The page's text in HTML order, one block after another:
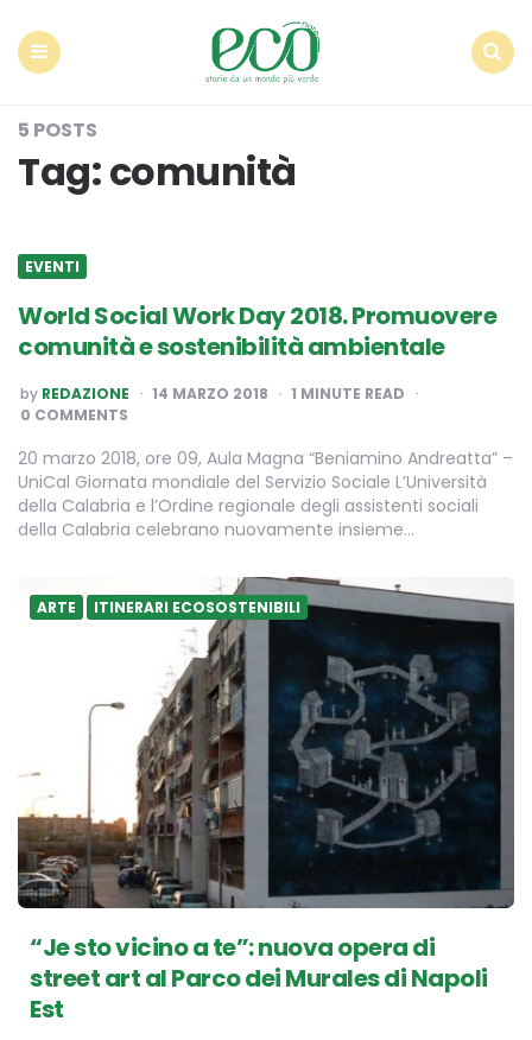
5 POSTS
Tag:comunità
EVENTI
World Social Work Day 2018. Promuovere
comunità e sostenibilità ambientale
POSTED
BY
by REDAZIONE 14 MARZO 2018 1 MINUTE READ
0 COMMENTS
20 marzo 2018, ore 09, Aula Magna “Beniamino Andreatta” –
UniCal Giornata mondiale del Servizio Sociale L’Università
della Calabria e l’Ordine regionale degli assistenti sociali
della Calabria celebrano nuovamente insieme…
ARTE ITINERARI ECOSOSTENIBILI
“Je sto vicino a te”: nuova opera di
street art al Parco dei Murales di Napoli
Est